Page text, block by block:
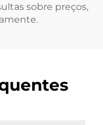
sobre preços,